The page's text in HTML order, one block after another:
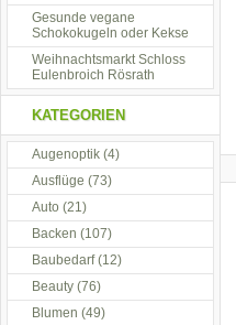
Gesunde vegane
Schokokugeln oder Kekse
Weihnachtsmarkt Schloss
Eulenbroich Rösrath
KATEGORIEN
Augenoptik (4)
Ausflüge (73)
Auto (21)
Backen (107)
Baubedarf(12)
Beauty (76)
Blumen (49)